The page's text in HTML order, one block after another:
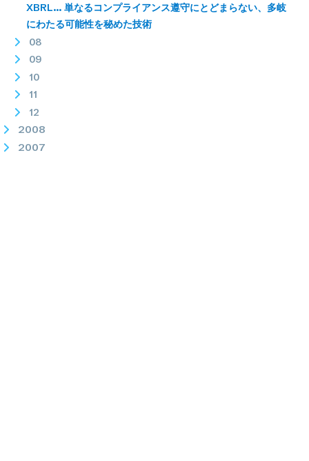
XBRL... 単なるコンプライアンス遵守にとどまらない、多岐
にわたる可能性を秘めた技術
08
09
10
11
12
2008
2007